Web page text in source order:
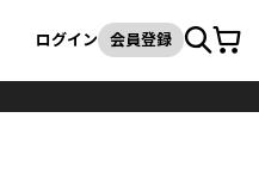
検索
ログイン 会員登録カート